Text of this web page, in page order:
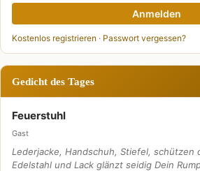
Anmelden
Kostenlos registrieren · Passwort vergessen?
Gedicht des Tages
Feuerstuhl
Gast
Lederjacke, Handschuh, Stiefel, schützen
Edelstahl und Lack glänzt seidig Dein